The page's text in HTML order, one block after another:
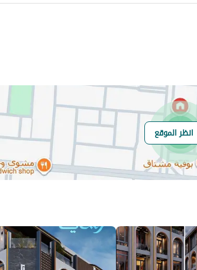
هل يوجد اي التزام
على العقار ؟
لا
العقار مرهون
لا
العقار مقيد
نعم
انظر الموقع